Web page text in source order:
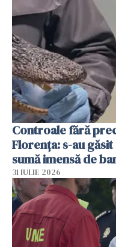
Controale fără
Florența: s-au
sumă imensă de
31 IULIE 2026